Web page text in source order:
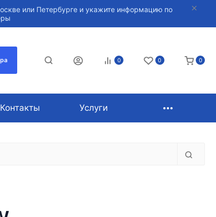
или Петербурге и укажите информацию по
0 0 0
Контакты Услуги